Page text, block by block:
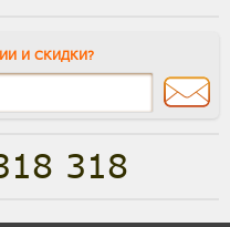
И СКИДКИ?
318